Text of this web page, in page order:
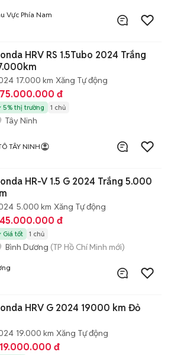
Vực Phía Nam
HRV RS 1.5Tubo 2024 Trắng
17.000 km Xăng Tự động
đ
5% thị trường 1 chủ
Tây Ninh
TÂY NINH
HR-V 1.5 G 2024 Trắng 5.000
5.000 km Xăng Tự động
đ
Giá tốt 1 chủ
Bình Dương (TP Hồ Chí Minh mới)
HRV G 2024 19000 km Đỏ
19.000 km Xăng Tự động
đ